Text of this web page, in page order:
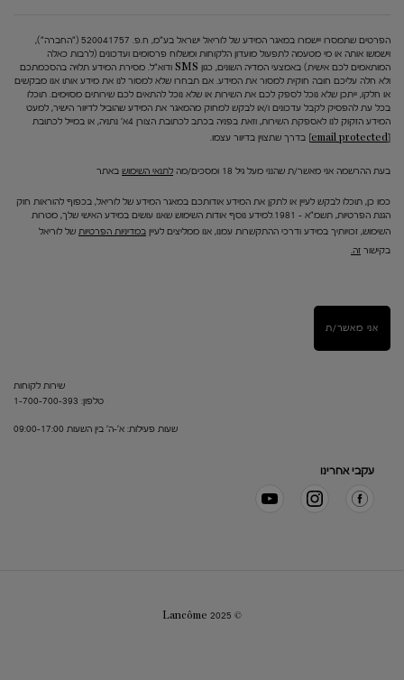
הפרטים שתמסרו יישמרו במאגר המידע של לוריאל ישראל בע"מ, ח.פ. 520041757 ("החברה"),
וישמשו אותה או מי מטעמה לתפעול מועדון הלקוחות ומשלוח פרסומים ועדכונים (לרבות כאלה
המותאמים לכם אישית) באמצעי המדיה השונים, כגון SMS ודוא"ל. מסירת המידע תלויה בהסכמתכם
ולא חלה עליכם חובה חוקית למסור את המידע. אם תבחרו שלא למסור לנו את מידע אותו אנו מבקשים
או חלקו, ייתכן שלא נוכל לספק לכם את השירות או שלא נוכל להתאים לכם שירותים מסוימים. תוכלו
בכל עת להפסיק לקבל עדכונים ו/או לבקש למחוק מהמאגר את המידע שהוביל לדיוור הישיר, למעט
המידע הזקוק לנו לאספקת השירות, וזאת בפניה בכתב לכתובת הצורן 4א' נתניה, או במייל לכתובת
[email protected]
בדרך שתצוין בדיוור עצמו.
בעת ההרשמה אני מאשר/ת שהנני מעל גיל 18 ומסכים/מה לתנאי השימוש באתר
כמו כן, תוכלו לבקש לעיין או לתקן את המידע אודותכם במאגר המידע של לוריאל, בכפוף להוראות חוק
הגנת הפרטיות, תשמ"א – 1981.למידע נוסף אודות השימוש שאנו עושים במידע האישי שלך, מטרות
השימוש, זכויותיך במידע ודרכי ההתקשרות עמנו, אנו ממליצים לעיין במדיניות הפרטיות של לוריאל
בקישור זה.
אני מאשר/ת
שירות לקוחות
טלפון: 1-700-700-393
שעות פעילות: א'-ה' בין השעות 09:00-17:00
עקבי אחרינו
© Lancôme 2025